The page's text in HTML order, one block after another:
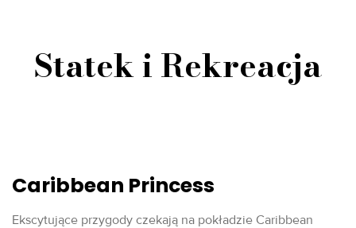
Statek i Rekreacja
Caribbean Princess
Ekscytujące przygody czekają na pokładzie Caribbean